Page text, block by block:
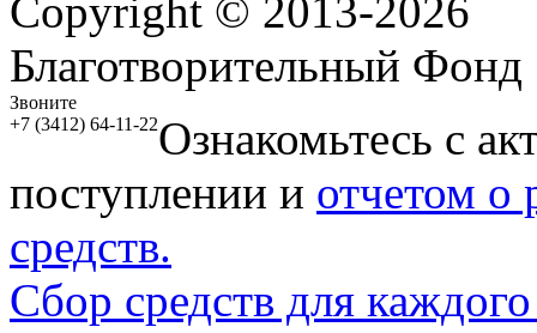
Copyright © 2013-2026
Благотворительный
Звоните
+7 (3412) 64-11-22Ознакомьтесь с
поступлении и отчетом о
средств.
Сбор средств для